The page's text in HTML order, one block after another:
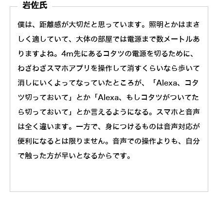
岩佐氏
僕は、距離感が大切だと思っています。照明とかはまさ
しく適していて、大体の部屋では電源まで数メートルあ
りますよね。4m先にあるコタツの電源を切るために、
わざわざスマホアプリを操作して消すくらいなら歩いて
消しにいくよってなっていたところが、「Alexa、コタ
ツ切っておいて」とか「Alexa、もしコタツがついてた
ら切っておいて」とか言えるようになる。スマホと音声
は全く違います。一方で、身につけるものは音声対応が
便利になるとは限りません。音声での操作よりも、自分
で触った方が早いとなるからです。